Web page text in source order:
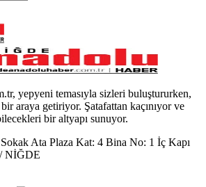
yepyeni temasıyla sizleri buluştururken,
araya getiriyor. Şatafattan kaçınıyor ve
bir altyapı sunuyor.
Ata Plaza Kat: 4 Bina No: 1 İç Kapı
NİĞDE